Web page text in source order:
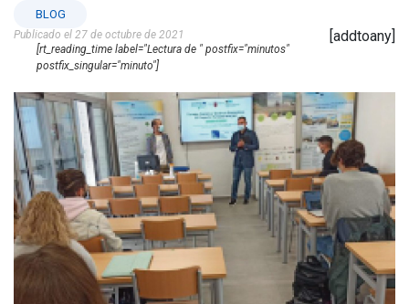
BLOG
Publicado el 27 de octubre de 2021
[rt_reading_time label="Lectura de " postfix="minutos"
postfix_singular="minuto"]
[addtoany]